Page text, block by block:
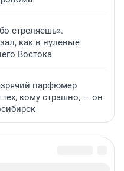
стреляешь».
как в нулевые
Востока
парфюмер
кому страшно, — он